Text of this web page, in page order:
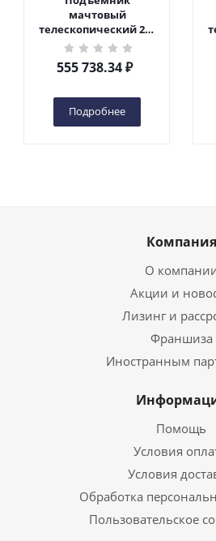
мачтовый
телескопический 200
кг 6 м TOR GTWY6-200S
DC 2-мачтовый
(автономный) (G) в
555 738.34₽
Подробнее
Компания
О
Акции и
Лизинг и
Франшиза
Иностранным
Помощь
Условия
Условия
Обработка
Пользовательское